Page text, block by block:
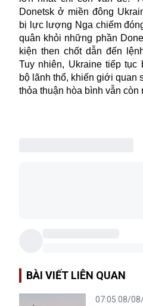
Donetsk ở miền đông
bị lực lượng Nga chiếm
quân khỏi những phần
kiện then chốt dẫn đến
Tuy nhiên, Ukraine tiếp
bộ lãnh thổ, khiến giới quan
thỏa thuận hòa bình vẫn còn
BÀI VIẾT LIÊN QUAN
07:05 08/